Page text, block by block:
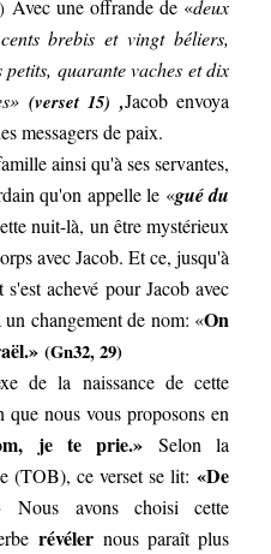
Avec une offrande de «deux
brebis et vingt béliers,
quarante vaches et dix
(verset 15) ,Jacob envoya
messagers de paix.
ainsi qu'à ses servantes,
qu'on appelle le «gué du
nuit-là, un être mystérieux
avec Jacob. Et ce, jusqu'à
achevé pour Jacob avec
changement de nom: «On
(Gn32, 29)
de la naissance de cette
nous vous proposons en
je te prie.» Selon la
(TOB), ce verset se lit:«De
Nous avons choisi cette
révélernous paraît plus